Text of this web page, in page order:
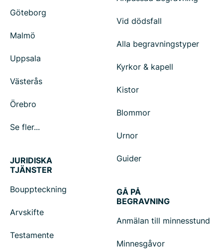
Göteborg
Malmö
Uppsala
Västerås
Örebro
Se fler...
Vid dödsfall
Alla begravningstyper
Kyrkor & kapell
Kistor
Blommor
Urnor
Guider
JURIDISKA
TJÄNSTER
Bouppteckning
Arvskifte
Testamente
GÅ PÅ
BEGRAVNING
Anmälan till minnesstund
Minnesgåvor